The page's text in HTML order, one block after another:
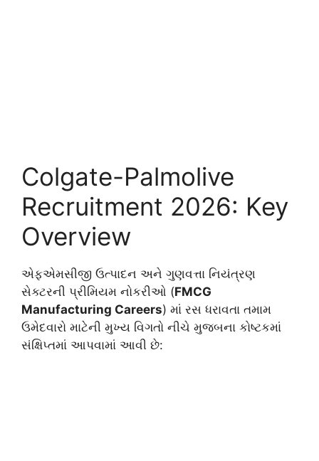
Colgate-Palmolive
Recruitment 2026: Key
Overview
એફએમસીજી ઉત્પાદન અને ગુણવત્તા નિયંત્રણ
સેક્ટરની પ્રીમિયમ નોકરીઓ (FMCG
Manufacturing Careers) માં રસ ધરાવતા તમામ
ઉમેદવારો માટેની મુખ્ય વિગતો નીચે મુજબના કોષ્ટકમાં
સંક્ષિપ્તમાં આપવામાં આવી છે: